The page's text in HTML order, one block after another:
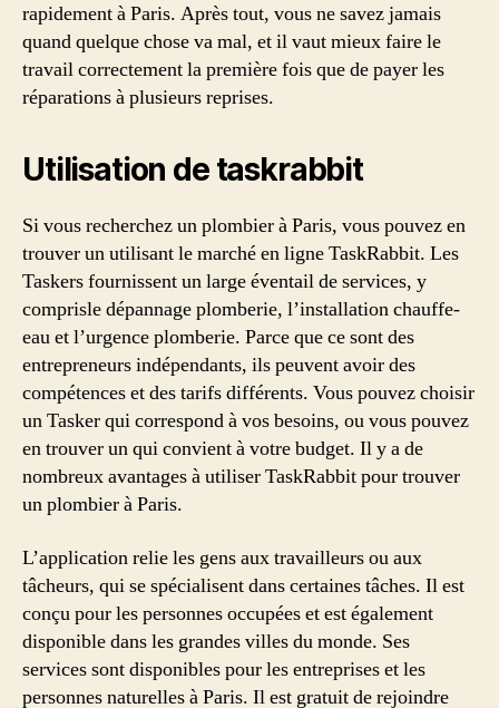
rapidement à Paris. Après tout, vous ne savez jamais
quand quelque chose va mal, et il vaut mieux faire le
travail correctement la première fois que de payer les
réparations à plusieurs reprises.
Utilisation de taskrabbit
Si vous recherchez un plombier à Paris, vous pouvez en
trouver un utilisant le marché en ligne TaskRabbit. Les
Taskers fournissent un large éventail de services, y
comprisle dépannage plomberie, l’installation chauffe-
eau et l’urgence plomberie. Parce que ce sont des
entrepreneurs indépendants, ils peuvent avoir des
compétences et des tarifs différents. Vous pouvez choisir
un Tasker qui correspond à vos besoins, ou vous pouvez
en trouver un qui convient à votre budget. Il y a de
nombreux avantages à utiliser TaskRabbit pour trouver
un plombier à Paris.
L’application relie les gens aux travailleurs ou aux
tâcheurs, qui se spécialisent dans certaines tâches. Il est
conçu pour les personnes occupées et est également
disponible dans les grandes villes du monde. Ses
services sont disponibles pour les entreprises et les
personnes naturelles à Paris. Il est gratuit de rejoindre